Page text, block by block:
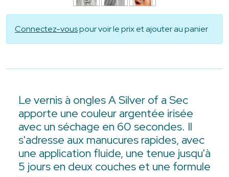
Connectez-vouspour voir le prix et ajouter au panier
Le vernis à ongles A Silver of a Sec
apporte une couleur argentée irisée
avec un séchage en 60 secondes. Il
s'adresse aux manucures rapides, avec
une application fluide, une tenue jusqu'à
5 jours en deux couches et une formule